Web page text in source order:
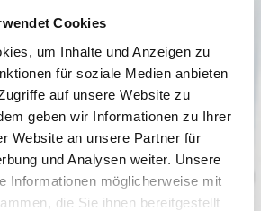
Cookies
um Inhalte und Anzeigen zu
für soziale Medien anbieten
auf unsere Website zu
geben wir Informationen zu Ihrer
Website an unsere Partner für
und Analysen weiter. Unsere
Informationen möglicherweise mit
die Sie ihnen bereitgestellt
Kombination
Qualität und
Komfort
des renommierten und
tätigen Sitzmöbelherstellers